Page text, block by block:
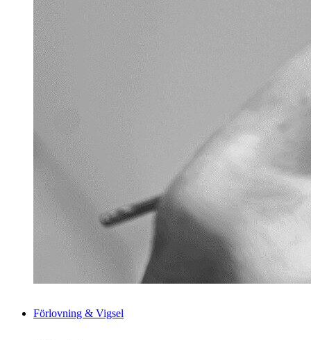
Förlovning & Vigsel